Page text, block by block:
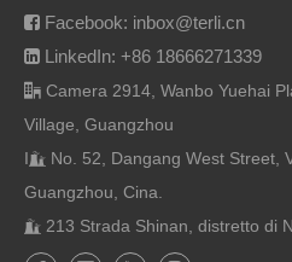
 Facebook: inbox@terli.cn
 LinkedIn: +86 18666271339
 Camera 2914, Wanbo Yuehai
Village, Guangzhou
I No. 52, Dangang West Street,
Guangzhou, Cina.
 213 Strada Shinan, distretto di